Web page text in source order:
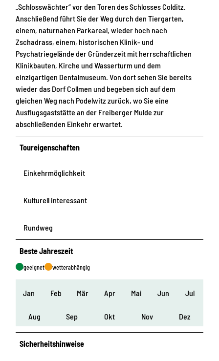
„Schlosswächter“ vor den Toren des Schlosses Colditz.
Anschließend führt Sie der Weg durch den Tiergarten,
einem, naturnahen Parkareal, wieder hoch nach
Zschadrass, einem, historischen Klinik- und
Psychatriegelände der Gründerzeit mit herrschaftlichen
Klinikbauten, Kirche und Wasserturm und dem
einzigartigen Dentalmuseum. Von dort sehen Sie bereits
wieder das Dorf Collmen und begeben sich auf dem
gleichen Weg nach Podelwitz zurück, wo Sie eine
Ausflugsgaststätte an der Freiberger Mulde zur
abschließenden Einkehr erwartet.
Toureigenschaften
Einkehrmöglichkeit
Kulturell interessant
Rundweg
Beste Jahreszeit
geeignet wetterabhängig
Jan Feb Mär Apr Mai Jun Jul
Aug Sep Okt Nov Dez
Sicherheitshinweise